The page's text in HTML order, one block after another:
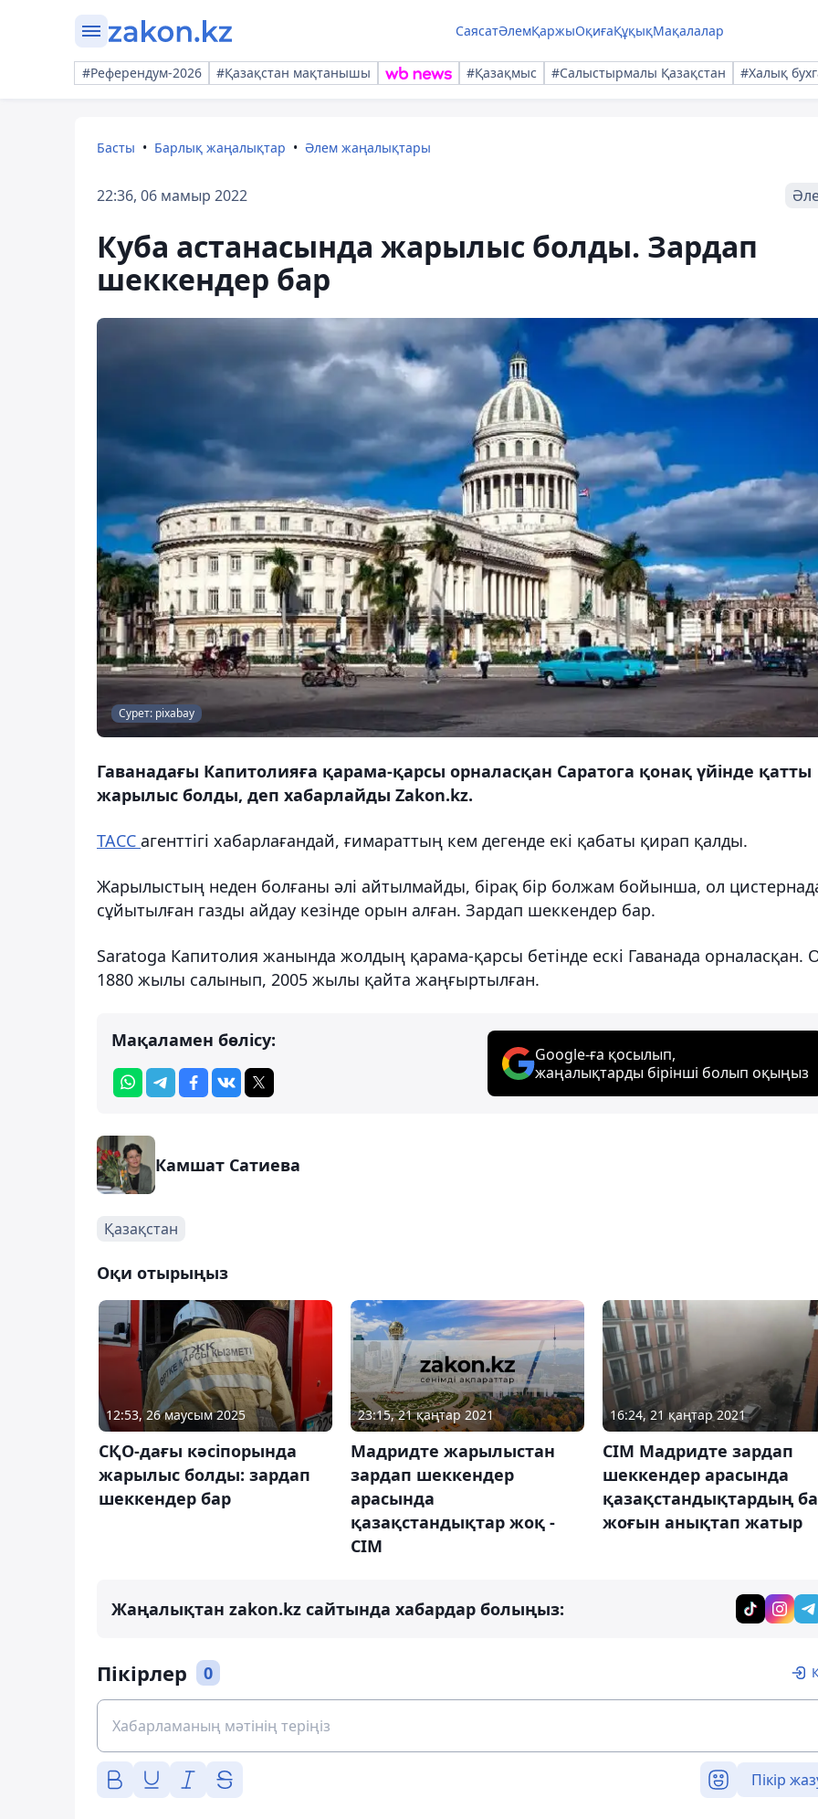
СаясатӘлемҚаржыОқиғаҚұқықМақалалар
#Референдум-2026 #Қазақстан мақтанышы #Қазақмыс #Салыстырмалы Қазақстан #Халық
Басты Барлық жаңалықтар Әлем жаңалықтары
22:36, 06 мамыр 2022
Куба астанасында жарылыс болды. Зардап
шеккендер бар
Сурет: pixabay
Гаванадағы Капитолияға қарама-қарсы орналасқан Саратога қонақ үйінде қатты
жарылыс болды, деп хабарлайды Zakon.kz.
ТАСС агенттігі хабарлағандай, ғимараттың кем дегенде екі қабаты қирап қалды.
Жарылыстың неден болғаны әлі айтылмайды, бірақ бір болжам бойынша, ол
сұйытылған газды айдау кезінде орын алған. Зардап шеккендер бар.
Saratoga Капитолия жанында жолдың қарама-қарсы бетінде ескі Гаванада орналасқан.
1880 жылы салынып, 2005 жылы қайта жаңғыртылған.
Мақаламен бөлісу:
Google-ға қосылып,
жаңалықтарды бірінші болып оқыңыз
Камшат Сатиева
Қазақстан
Оқи отырыңыз
12:53, 26 маусым 2025
СҚО-дағы кәсіпорында
жарылыс болды: зардап
шеккендер бар
23:15, 21 қаңтар 2021
Мадридте жарылыстан
зардап шеккендер
арасында
қазақстандықтар жоқ -
СІМ
16:24, 21 қаңтар 2021
СІМ Мадридте зардап
шеккендер арасында
қазақстандықтардың
жоғын анықтап жатыр
Жаңалықтан zakon.kz сайтында хабардар болыңыз:
Пікірлер 0
Пікір